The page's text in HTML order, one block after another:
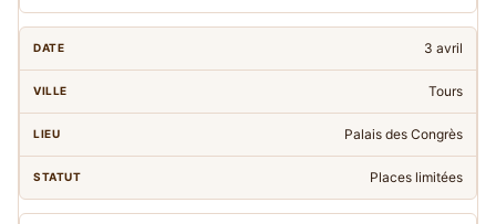
3 avril
Tours
Palais des Congrès
Places limitées